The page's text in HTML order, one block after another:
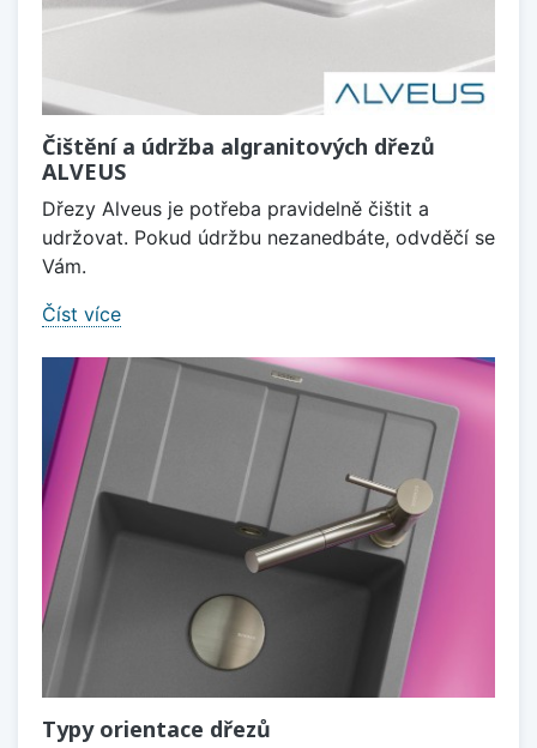
Čištění a údržba algranitových dřezů
ALVEUS
Dřezy Alveus je potřeba pravidelně čištit a
udržovat. Pokud údržbu nezanedbáte, odvděčí se
Vám.
Číst více
Typy orientace dřezů